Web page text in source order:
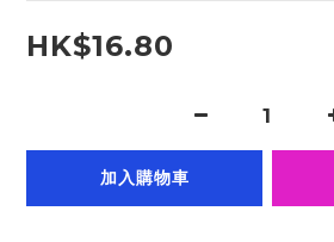
HK$16.80
加入購物車